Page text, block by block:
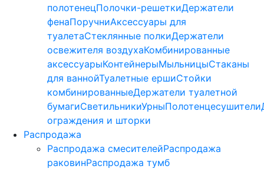
полотенецПолочки-решеткиДержатели
фенаПоручниАксессуары для
туалетаСтеклянные полкиДержатели
освежителя воздухаКомбинированные
аксессуарыКонтейнерыМыльницыСтаканы
для ваннойТуалетные ершиСтойки
комбинированныеДержатели туалетной
бумагиСветильникиУрныПолотенцесушители
ограждения и шторки
Распродажа
Распродажа смесителейРаспродажа
раковинРаспродажа тумб